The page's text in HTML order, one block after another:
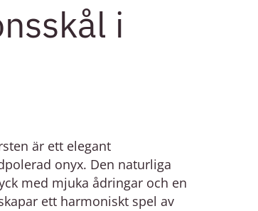
i
är ett elegant
onyx. Den naturliga
med mjuka ådringar och en
ett harmoniskt spel av